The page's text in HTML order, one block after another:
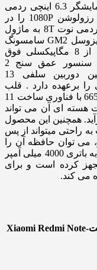
ردمی نوت 8 تی دارای نمایشگر 6.3 اینچی ردمی
نوت 8 تی با فناوری IPS LCD، می تواند رزولوشن 1080P را در
اختیار شما بگذارد. در بخش دوربین اصلی ردمی نوت 8T به ماژول
چهارگانه با سنسور اصلی 48 مگاپیکسلی ایزوسل GM2 سامسونگ
مجهز شده است و برای سایر سنسورها از 8 مگاپیکسلی فوق
عریض، سنسور 2 مگاپیکسلی ماکرو و سنسور عمق سنج 2
مگاپیکسلی استفاده شده است. همچنین دوربین سلفی 13
برعهده دارد . قلب
تپنده ردمی نوت 8 را تراشه اسنپ دراگون 665 با فناوری ساخت 11
هسته ای آن می تواند
همچنین این محصول
داخلی 64 گیگابایت به راحتی میتواند از پس
می توان حافظه آن را
256 گیگابایت ارتقا داد. ردمی این گوشی را به باتری 4000 میلی آمپر
شارژ سریع 18 واتی مجهز کرده است و برای
بررسی شیائومی ردمی نوت 8 تی-64گیگابایت-Xiaomi Redmi Note